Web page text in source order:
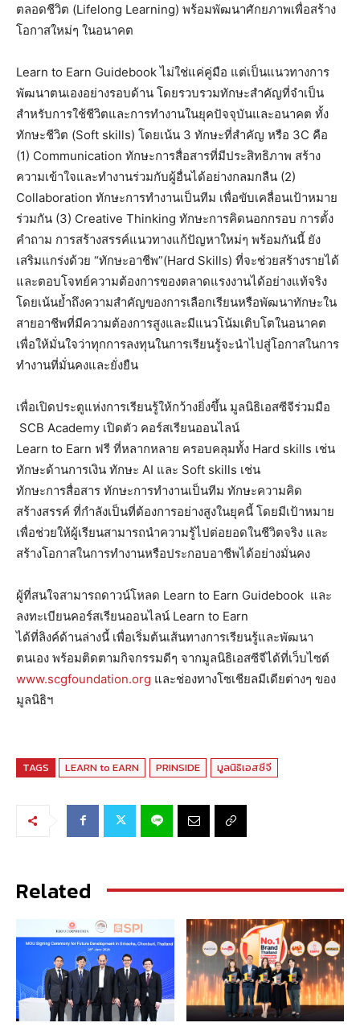
ตลอดชีวิต (Lifelong Learning) พร้อมพัฒนาศักยภาพเพื่อสร้าง
โอกาสใหม่ๆ ในอนาคต
Learn to Earn Guidebook ไม่ใช่แค่คู่มือ แต่เป็นแนวทางการ
พัฒนาตนเองอย่างรอบด้าน โดยรวบรวมทักษะสำคัญที่จำเป็น
สำหรับการใช้ชีวิตและการทำงานในยุคปัจจุบันและอนาคต ทั้ง
ทักษะชีวิต (Soft skills) โดยเน้น 3 ทักษะที่สำคัญ หรือ 3C คือ
(1) Communication ทักษะการสื่อสารที่มีประสิทธิภาพ สร้าง
ความเข้าใจและทำงานร่วมกับผู้อื่นได้อย่างกลมกลืน (2)
Collaboration ทักษะการทำงานเป็นทีม เพื่อขับเคลื่อนเป้าหมาย
ร่วมกัน (3) Creative Thinking ทักษะการคิดนอกกรอบ การตั้ง
คำถาม การสร้างสรรค์แนวทางแก้ปัญหาใหม่ๆ พร้อมกันนี้ ยัง
เสริมแกร่งด้วย “ทักษะอาชีพ”(Hard Skills) ที่จะช่วยสร้างรายได้
และตอบโจทย์ความต้องการของตลาดแรงงานได้อย่างแท้จริง
โดยเน้นย้ำถึงความสำคัญของการเลือกเรียนหรือพัฒนาทักษะใน
สายอาชีพที่มีความต้องการสูงและมีแนวโน้มเติบโตในอนาคต
เพื่อให้มั่นใจว่าทุกการลงทุนในการเรียนรู้จะนำไปสู่โอกาสในการ
ทำงานที่มั่นคงและยั่งยืน
เพื่อเปิดประตูแห่งการเรียนรู้ให้กว้างยิ่งขึ้น มูลนิธิเอสซีจีร่วมมือ
SCB Academy เปิดตัว คอร์สเรียนออนไลน์
Learn to Earn ฟรี ที่หลากหลาย ครอบคลุมทั้ง Hard skills เช่น
ทักษะด้านการเงิน ทักษะ AI และ Soft skills เช่น
ทักษะการสื่อสาร ทักษะการทำงานเป็นทีม ทักษะความคิด
สร้างสรรค์ ที่กำลังเป็นที่ต้องการอย่างสูงในยุคนี้ โดยมีเป้าหมาย
เพื่อช่วยให้ผู้เรียนสามารถนำความรู้ไปต่อยอดในชีวิตจริง และ
สร้างโอกาสในการทำงานหรือประกอบอาชีพได้อย่างมั่นคง
ผู้ที่สนใจสามารถดาวน์โหลด Learn to Earn Guidebook และ
ลงทะเบียนคอร์สเรียนออนไลน์ Learn to Earn
ได้ที่ลิงค์ด้านล่างนี้ เพื่อเริ่มต้นเส้นทางการเรียนรู้และพัฒนา
ตนเอง พร้อมติดตามกิจกรรมดีๆ จากมูลนิธิเอสซีจีได้ที่เว็บไซต์
www.scgfoundation.org และช่องทางโซเชียลมีเดียต่างๆ ของ
มูลนิธิฯ
TAGS LEARN to EARN PRINSIDE มูลนิธิเอสซีจี
Related